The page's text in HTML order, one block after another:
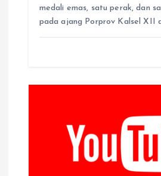
medali emas, satu perak, dan
pada ajang Porprov Kalsel XII